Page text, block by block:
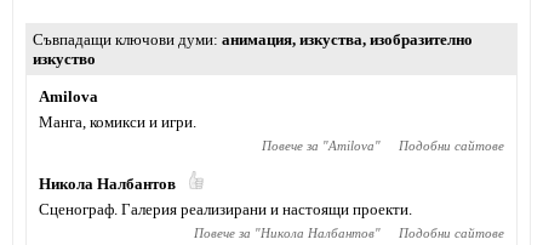
Съвпадащи ключови думи анимация, изкуства, изобразително
изкуство
Amilova
Манга, комикси и игри.
Повече за "Amilova" Подобни сайтове
Никола Налбантов
Сценограф. Галерия реализирани и настоящи проекти.
Повече за "Никола Налбантов" Подобни сайтове